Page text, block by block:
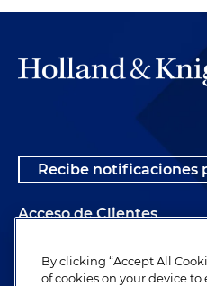
Recibe notificaciones
Acceso de Clientes
Alumnos
By clicking “Accept All
of cookies on your device